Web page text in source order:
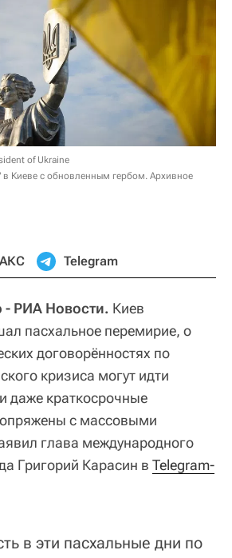
of Ukraine
Киеве с обновленным гербом. Архивное
Telegram
РИА Новости. Киев
пасхальное перемирие, о
договорённостях по
кризиса могут идти
даже краткосрочные
с массовыми
глава международного
Григорий Карасин в Telegram-
в эти пасхальные дни по